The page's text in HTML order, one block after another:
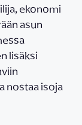
ekonomi
asun
lisäksi
nostaa isoja